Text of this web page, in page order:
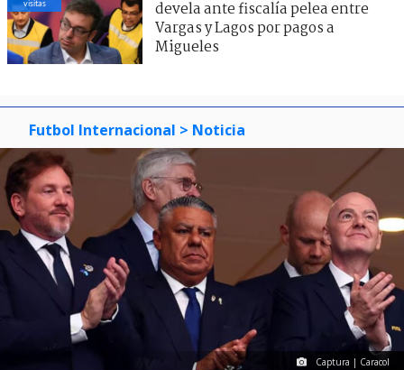
visitas
devela ante fiscalía pelea entre
Vargas y Lagos por pagos a
Migueles
Futbol Internacional > Noticia
Captura | Caracol